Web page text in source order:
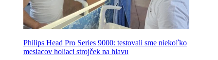
Philips Head Pro Series 9000: testovali sme niekoľko
mesiacov holiaci strojček na hlavu